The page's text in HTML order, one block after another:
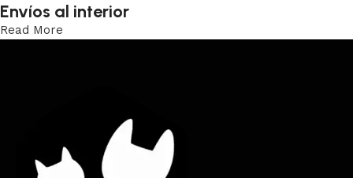
Envíos al interior
Read More